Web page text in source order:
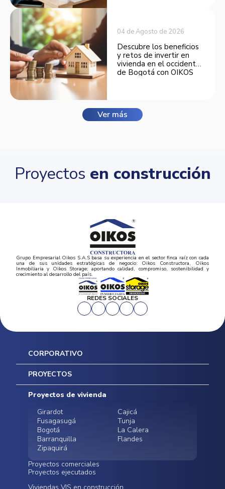
04 de Agosto de 2026
Descubre los beneficios
y retos de invertir en
vivienda en el occidente
de Bogotá con OIKOS
Ver más
Proyectos en construcción
Grupo Empresarial Oikos S.A.S basa su experiencia en el sector finca raíz con cada
una de sus unidades estratégicas de negocio: Oikos Constructora, Oikos
Inmobiliaria y Oikos Storage; aportando calidad, compromiso, sostenibilidad y
crecimiento al desarrollo del país.
REDES SOCIALES
CORPORATIVO
Inicio
Mapa del sitio
Postventas
Contratación Directa
Noticias
PROYECTOS
Proyectos de vivienda
Girardot
Cajicá
Fusagasugá
Tunja
Bogotá
La Calera
Barranquilla
Flandes
Zipaquirá
Proyectos comerciales
Proyectos ejecutados